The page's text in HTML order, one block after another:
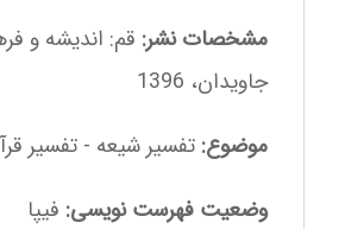
مشخصات نشر: قم: اندیشه و
جاویدان، 1396
موضوع: تفسیر شیعه - تفسیر
وضعیت فهرست نویسی: فیپا